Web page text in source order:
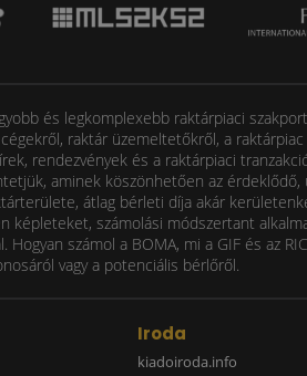
és legkomplexebb raktárpiaci
raktár üzemeltetőkről, a
rendezvények és a raktárpiaci
aminek köszönhetően az
átlag bérleti díja akár
képleteket, számolási módszertant
Hogyan számol a BOMA, mi a GIF és az
vagy a potenciális bérlőről.
Iroda
kiadoiroda.info